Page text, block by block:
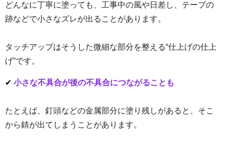
どんなに丁寧に塗っても、工事中の風や日差し、テープの
跡などで小さなズレが出ることがあります。
タッチアップはそうした微細な部分を整える“仕上げの仕上
げ”です。
✔ 小さな不具合が後の不具合につながることも
たとえば、釘頭などの金属部分に塗り残しがあると、そこ
から錆が出てしまうことがあります。